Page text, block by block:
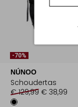
-70%
NÚNOO
Schoudertas
€ 129,99 € 38,99